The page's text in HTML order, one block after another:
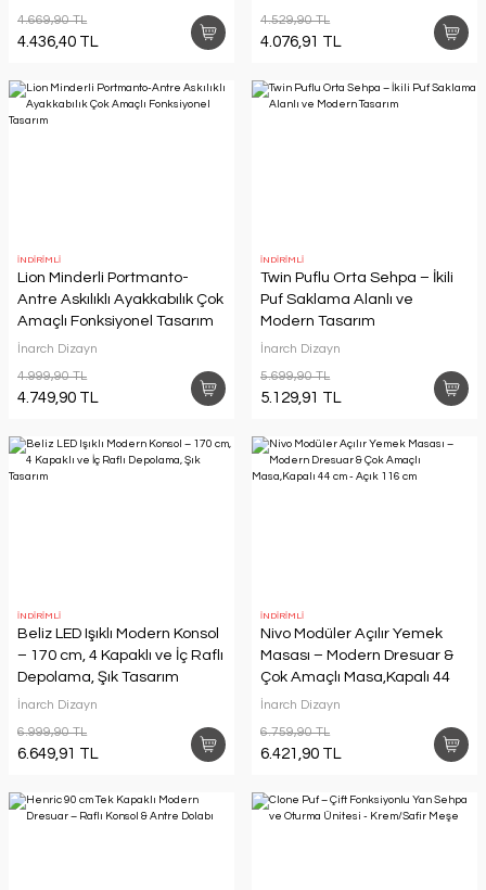
4.669,90 TL
4.436,40 TL
4.529,90 TL
4.076,91 TL
İNDİRİMLİ
Lion Minderli Portmanto-
Antre Askılıklı Ayakkabılık Çok
Amaçlı Fonksiyonel Tasarım
İnarch Dizayn
4.999,90 TL
4.749,90 TL
İNDİRİMLİ
Twin Puflu Orta Sehpa – İkili
Puf Saklama Alanlı ve
Modern Tasarım
İnarch Dizayn
5.699,90 TL
5.129,91 TL
İNDİRİMLİ
Beliz LED Işıklı Modern Konsol
– 170 cm, 4 Kapaklı ve İç Raflı
Depolama, Şık Tasarım
İnarch Dizayn
6.999,90 TL
6.649,91 TL
İNDİRİMLİ
Nivo Modüler Açılır Yemek
Masası – Modern Dresuar &
Çok Amaçlı Masa,Kapalı 44
cm - Açık 116 cm
İnarch Dizayn
6.759,90 TL
6.421,90 TL